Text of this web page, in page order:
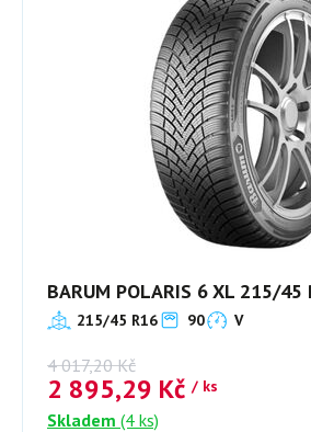
BARUM POLARIS 6 XL 215/
215/45 R16 90 V
4 017,20 Kč
2 895,29 Kč / ks
Skladem (4 ks)